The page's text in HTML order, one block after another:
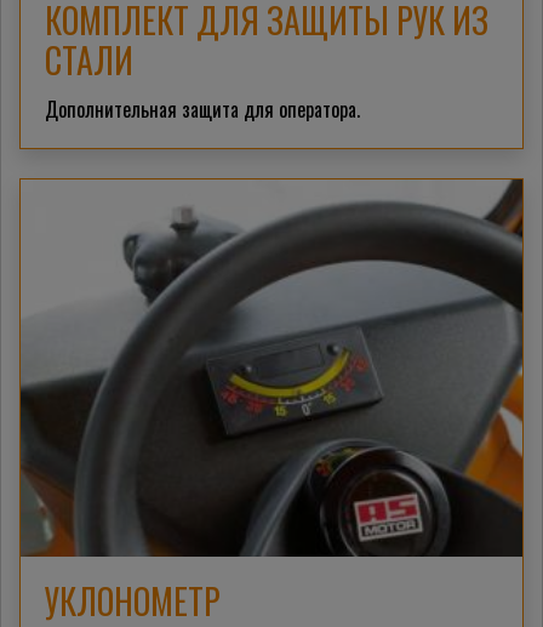
КОМПЛЕКТ ДЛЯ ЗАЩИТЫ РУК ИЗ
СТАЛИ
Дополнительная защита для оператора.
УКЛОНОМЕТР